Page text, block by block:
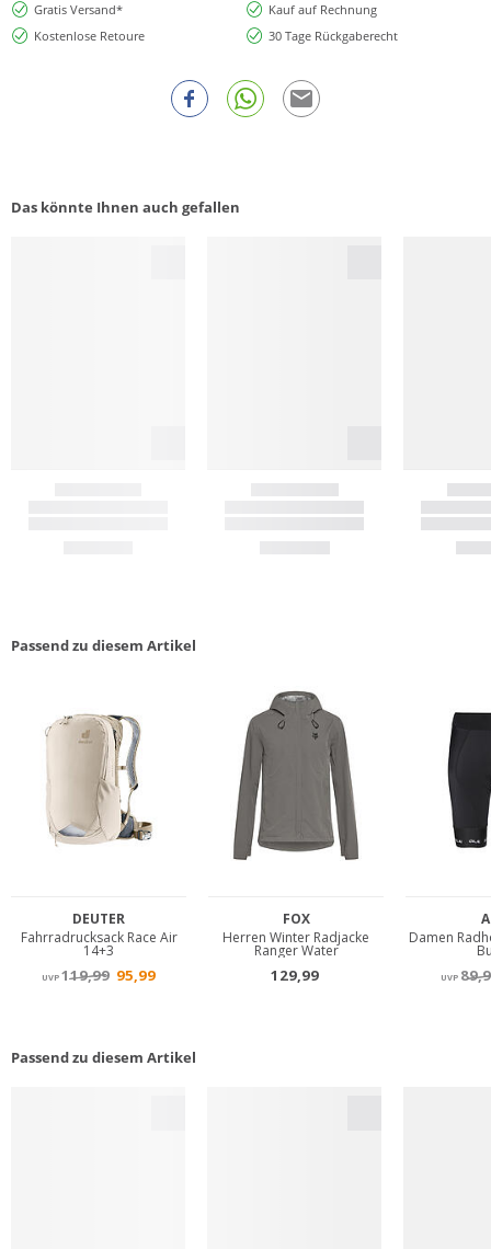
Gratis Versand*
Kauf auf Rechnung
Kostenlose Retoure
30 Tage Rückgaberecht
Das könnte Ihnen auch gefallen
Passend zu diesem Artikel
Passend zu diesem Artikel